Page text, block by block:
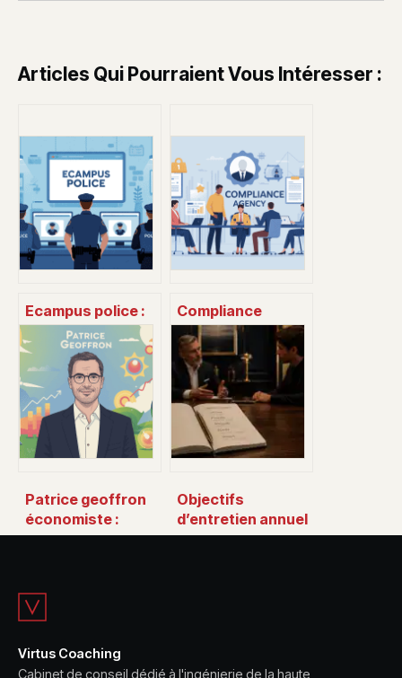
Articles Qui Pourraient Vous Intéresser :
Ecampus police :
guide complet
pour se connecter
et bien l’utiliser
Compliance
staffing agency :
guide complet
pour bien choisir
votre partenaire
Patrice geoffron
économiste :
parcours,
Objectifs
d’entretien annuel
: 5 méthodes et
Virtus Coaching
Cabinet de conseil dédié à l'ingénierie de la haute